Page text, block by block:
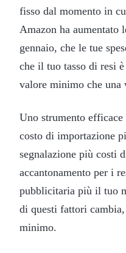
fisso dal momento in
Amazon ha aumentato
gennaio, che le tue
che il tuo tasso di resi
valore minimo che una
Uno strumento
costo di importazione
segnalazione più costi
accantonamento per i
pubblicitaria più il tuo
di questi fattori
minimo.